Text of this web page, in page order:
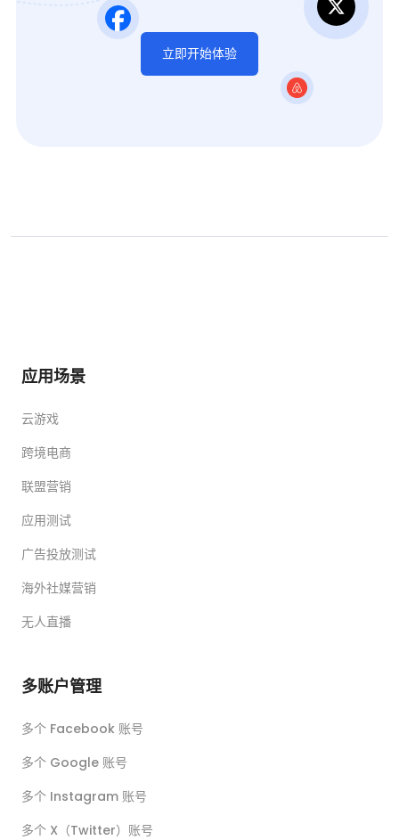
立即开始体验
应用场景
云游戏
跨境电商
联盟营销
应用测试
广告投放测试
海外社媒营销
无人直播
多账户管理
多个 Facebook 账号
多个 Google 账号
多个 Instagram 账号
多个 X（Twitter）账号